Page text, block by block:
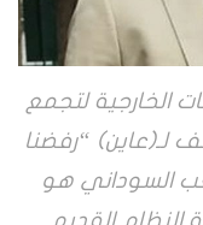
الخارجية لتجمع
لـ(عاين) “رفضنا
السوداني هو
النظام القديم